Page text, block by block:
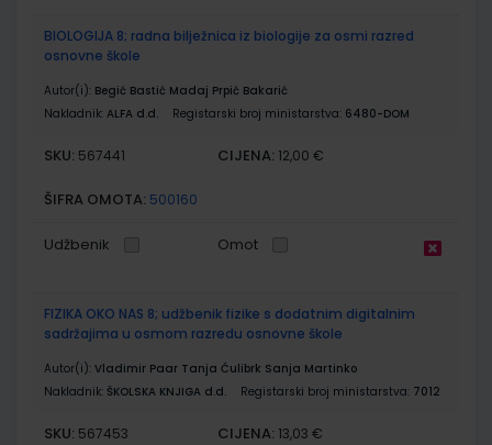
BIOLOGIJA 8; radna bilježnica iz biologije za osmi razred
osnovne škole
Autor(i): Begić Bastić Madaj Prpić Bakarić
Nakladnik: ALFA d.d. Registarski broj ministarstva: 6480-DOM
SKU: 567441 CIJENA: 12,00 €
ŠIFRA OMOTA: 500160
Udžbenik Omot
FIZIKA OKO NAS 8; udžbenik fizike s dodatnim digitalnim
sadržajima u osmom razredu osnovne škole
Autor(i): Vladimir Paar Tanja Ćulibrk Sanja Martinko
Nakladnik: ŠKOLSKA KNJIGA d.d. Registarski broj ministarstva: 7012
SKU: 567453 CIJENA: 13,03 €